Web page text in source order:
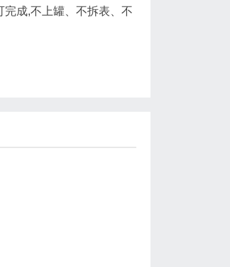
成,不上罐、不拆表、不